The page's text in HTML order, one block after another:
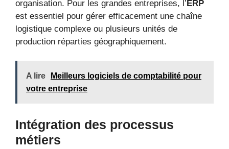
organisation. Pour les grandes entreprises, l’ ERP
est essentiel pour gérer efficacement une chaîne
logistique complexe ou plusieurs unités de
production réparties géographiquement.
A lire
Meilleurs logiciels de comptabilité pour
votre entreprise
Intégration des processus
métiers